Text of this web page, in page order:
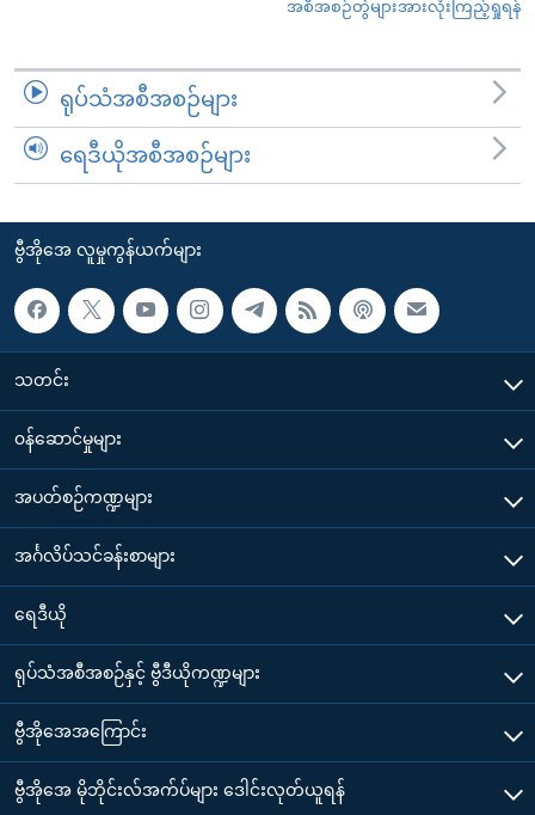
အစီအစဉ်တွဲများအားလုံးကြည့်ရှုရန်
ရုပ်သံအစီအစဉ်များ
ရေဒီယိုအစီအစဉ်များ
ဗွီအိုအေ လူမှုကွန်ယက်များ
သတင်း
၀န်ဆောင်မှုများ
အပတ်စဉ်ကဏ္ဍများ
အင်္ဂလိပ်သင်ခန်းစာများ
ရေဒီယို
ရုပ်သံအစီအစဉ်နှင့် ဗွီဒီယိုကဏ္ဍများ
ဗွီအိုအေအကြောင်း
ဗွီအိုအေ မိုဘိုင်းလ်အက်ပ်များ ဒေါင်းလုတ်ယူရန်